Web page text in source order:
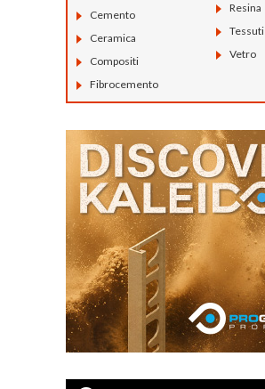
Cemento
Ceramica
Compositi
Fibrocemento
Resina
Tessuti
Vetro